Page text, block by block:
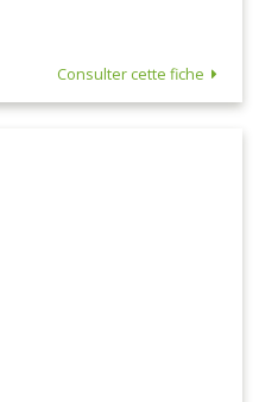
Consulter cette fiche